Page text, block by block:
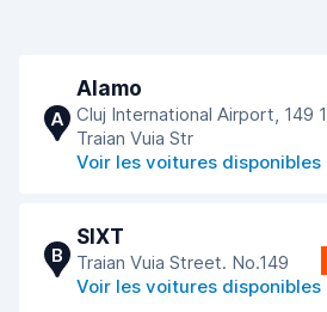
A
Alamo
Cluj International Airport, 149
Traian Vuia Str
Voir les voitures disponibles
B
SIXT
Traian Vuia Street. No.149
Voir les voitures disponibles